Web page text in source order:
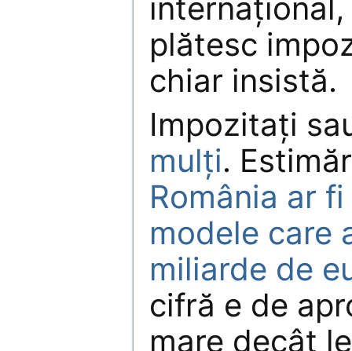
plătesc
chiar insistă.
Impozitați
mulți.
România ar
modele care
miliarde de
cifră e de
mare decât